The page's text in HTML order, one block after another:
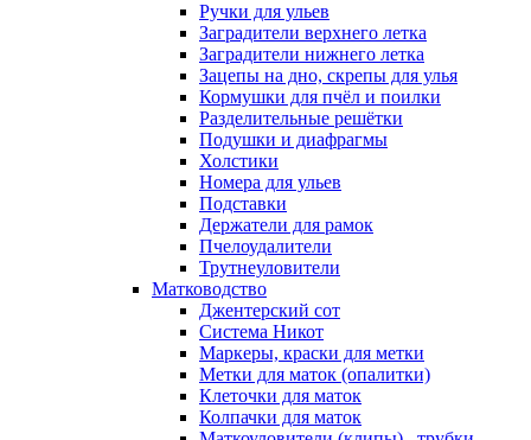
Ручки для ульев
Заградители верхнего летка
Заградители нижнего летка
Зацепы на дно, скрепы для улья
Кормушки для пчёл и поилки
Разделительные решётки
Подушки и диафрагмы
Холстики
Номера для ульев
Подставки
Держатели для рамок
Пчелоудалители
Трутнеуловители
Матководство
Джентерский сот
Система Никот
Маркеры, краски для метки
Метки для маток (опалитки)
Клеточки для маток
Колпачки для маток